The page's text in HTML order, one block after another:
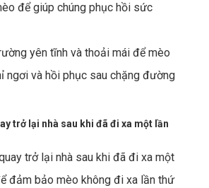
để giúp chúng phục hồi sức
yên tĩnh và thoải mái để mèo
ngơi và hồi phục sau chặng đường
trở lại nhà sau khi đã đi xa một lần
trở lại nhà sau khi đã đi xa một
đảm bảo mèo không đi xa lần thứ